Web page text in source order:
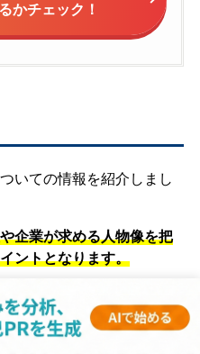
かチェック！
いての情報を紹介しまし
企業が求める人物像を把
ントとなります。
どんな人物を求めているの
合わせて自身をアピール
情報を基にESや面接に活